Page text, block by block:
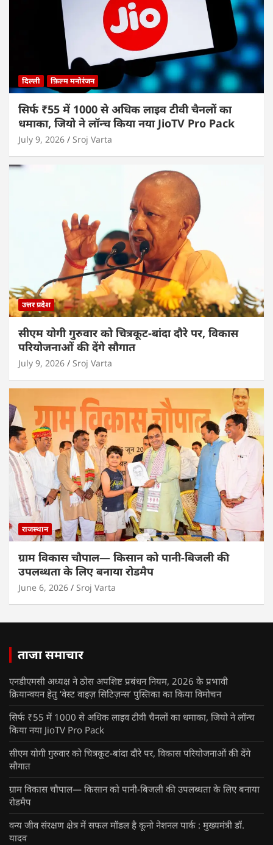
दिल्ली फ़िल्म मनोरंजन
सिर्फ ₹55 में 1000 से अधिक लाइव टीवी चैनलों का
धमाका, जियो ने लॉन्च किया नया JioTV Pro Pack
July 9, 2026 Sroj Varta
उत्तर प्रदेश
सीएम योगी गुरुवार को चित्रकूट-बांदा दौरे पर, विकास
परियोजनाओं की देंगे सौगात
July 9, 2026 Sroj Varta
राजस्थान
ग्राम विकास चौपाल— किसान को पानी-बिजली की
उपलब्धता के लिए बनाया रोडमैप
June 6, 2026 Sroj Varta
ताजा समाचार
एनडीएमसी अध्यक्ष ने ठोस अपशिष्ट प्रबंधन नियम, 2026 के प्रभावी
क्रियान्वयन हेतु ‘वेस्ट वाइज़ सिटिज़न्स’ पुस्तिका का किया विमोचन
सिर्फ ₹55 में 1000 से अधिक लाइव टीवी चैनलों का धमाका, जियो ने लॉन्च
किया नया JioTV Pro Pack
सीएम योगी गुरुवार को चित्रकूट-बांदा दौरे पर, विकास परियोजनाओं की देंगे
सौगात
ग्राम विकास चौपाल— किसान को पानी-बिजली की उपलब्धता के लिए बनाया
रोडमैप
वन्य जीव संरक्षण क्षेत्र में सफल मॉडल है कूनो नेशनल पार्क : मुख्यमंत्री डॉ.
यादव